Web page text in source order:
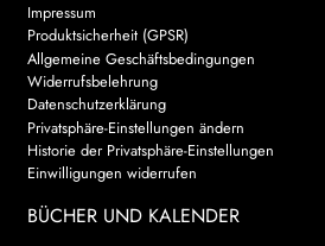
Impressum
Produktsicherheit (GPSR)
Allgemeine Geschäftsbedingungen
Widerrufsbelehrung
Datenschutzerklärung
Privatsphäre-Einstellungen ändern
Historie der Privatsphäre-Einstellungen
Einwilligungen widerrufen
BÜCHER UND KALENDER